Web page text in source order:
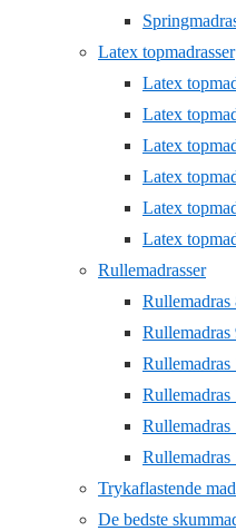
Latex topmadrasser
Latex
Latex
Latex
Latex
Latex
Latex
Rullemadrasser
Rullemadras
Rullemadras
Trykaflastende
De bedste